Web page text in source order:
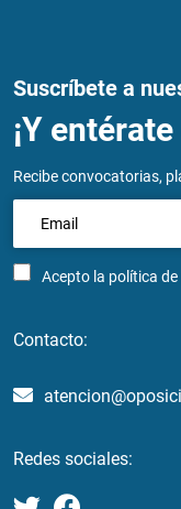
Suscríbete a
¡Y
Recibe convocatorias,
Acepto la política
Contacto:
Redes sociales: